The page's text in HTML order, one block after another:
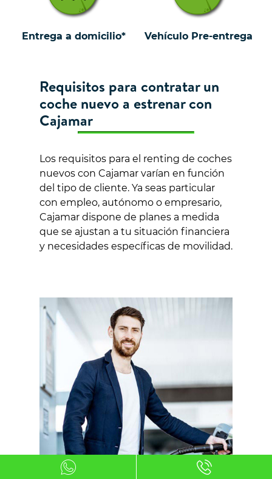
Entrega a domicilio* Vehículo Pre-entrega
Requisitos para contratar un
coche nuevo a estrenar con
Cajamar
Los requisitos para el renting de coches
nuevos con Cajamar varían en función
del tipo de cliente. Ya seas particular
con empleo, autónomo o empresario,
Cajamar dispone de planes a medida
que se ajustan a tu situación financiera
y necesidades específicas de movilidad.